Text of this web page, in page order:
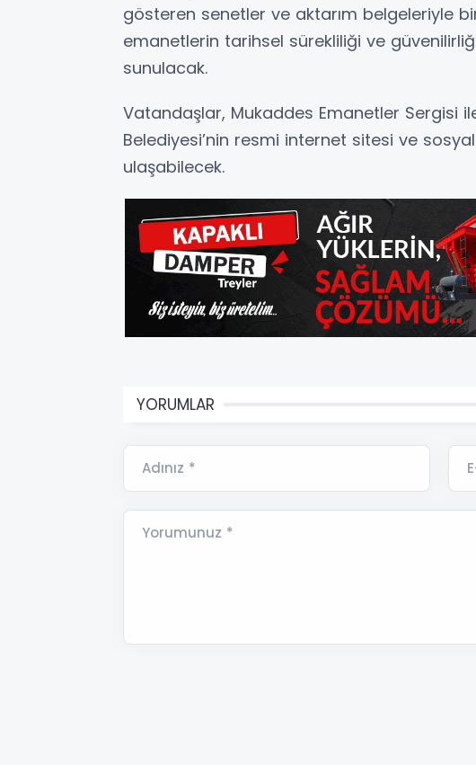
gösteren senetler ve aktarım belgeleriyle
emanetlerin tarihsel sürekliliği ve
sunulacak.
Vatandaşlar, Mukaddes Emanetler Sergisi
Belediyesi’nin resmi internet sitesi ve
ulaşabilecek.
YORUMLAR
Adınız *
Yorumunuz *